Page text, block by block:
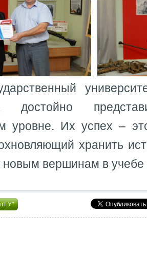
достойно
уровне. Их успех –
хранить
новым вершинам в учебе